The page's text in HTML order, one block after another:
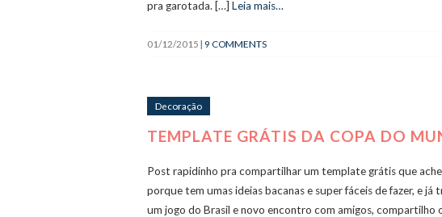
pra garotada. […] Leia mais…
01/12/2015 | 9 COMMENTS
Decoração
TEMPLATE GRÁTIS DA COPA DO
Post rapidinho pra compartilhar um template grátis que
porque tem umas ideias bacanas e super fáceis de fazer, e
um jogo do Brasil e novo encontro com amigos,